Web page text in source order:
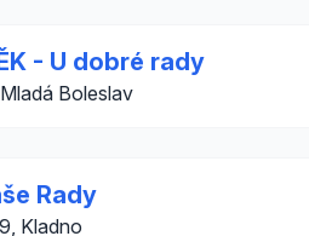
- U dobré rady
Boleslav
Rady
Kladno